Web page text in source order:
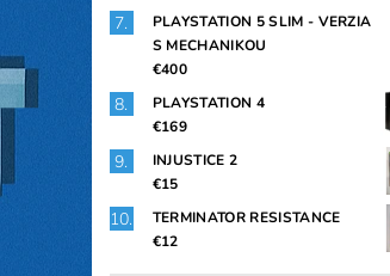
PLAYSTATION 5 SLIM - VERZIA
S MECHANIKOU
€400
PLAYSTATION 4
€169
INJUSTICE 2
€15
TERMINATOR RESISTANCE
€12